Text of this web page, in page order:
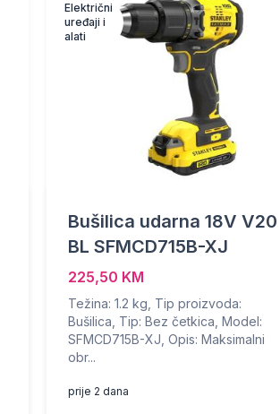
Električni
uređaji i
alati
Bušilica udarna 18V V20
BL SFMCD715B-XJ
225,50 KM
Težina: 1.2 kg, Tip proizvoda:
Bušilica, Tip: Bez četkica, Model:
SFMCD715B-XJ, Opis: Maksimalni
obr...
prije 2 dana